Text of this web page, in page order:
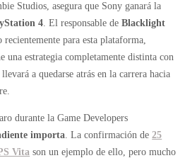
Studios, asegura que Sony ganará la
4. El responsable deBlacklight
para esta plataforma,
una estrategia completamente distinta con
a quedarse atrás en la carrera hacia
durante la Game Developers
importa. La confirmación de25
Vita son un ejemplo de ello, pero mucho